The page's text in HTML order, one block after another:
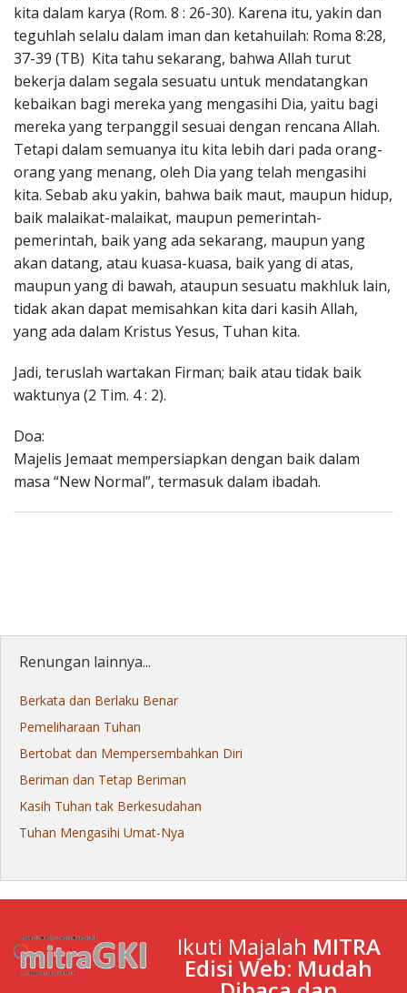
kita dalam karya (Rom. 8 : 26-30). Karena itu, yakin dan
teguhlah selalu dalam iman dan ketahuilah: Roma 8:28,
37-39 (TB) Kita tahu sekarang, bahwa Allah turut
bekerja dalam segala sesuatu untuk mendatangkan
kebaikan bagi mereka yang mengasihi Dia, yaitu bagi
mereka yang terpanggil sesuai dengan rencana Allah.
Tetapi dalam semuanya itu kita lebih dari pada orang-
orang yang menang, oleh Dia yang telah mengasihi
kita. Sebab aku yakin, bahwa baik maut, maupun hidup,
baik malaikat-malaikat, maupun pemerintah-
pemerintah, baik yang ada sekarang, maupun yang
akan datang, atau kuasa-kuasa, baik yang di atas,
maupun yang di bawah, ataupun sesuatu makhluk lain,
tidak akan dapat memisahkan kita dari kasih Allah,
yang ada dalam Kristus Yesus, Tuhan kita.
Jadi, teruslah wartakan Firman; baik atau tidak baik
waktunya (2 Tim. 4 : 2).
Doa:
Majelis Jemaat mempersiapkan dengan baik dalam
masa “New Normal”, termasuk dalam ibadah.
Renungan lainnya...
Berkata dan Berlaku Benar
Pemeliharaan Tuhan
Bertobat dan Mempersembahkan Diri
Beriman dan Tetap Beriman
Kasih Tuhan tak Berkesudahan
Tuhan Mengasihi Umat-Nya
Ikuti Majalah MITRA
Edisi Web: Mudah